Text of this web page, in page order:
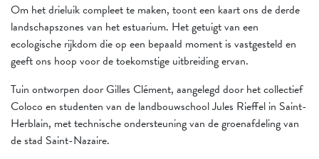
Om het drieluik compleet te maken, toont een kaart ons de derde
landschapszones van het estuarium. Het getuigt van een
ecologische rijkdom die op een bepaald moment is vastgesteld en
geeft ons hoop voor de toekomstige uitbreiding ervan.
Tuin ontworpen door Gilles Clément, aangelegd door het collectief
Coloco en studenten van de landbouwschool Jules Rieffel in Saint-
Herblain, met technische ondersteuning van de groenafdeling van
de stad Saint-Nazaire.